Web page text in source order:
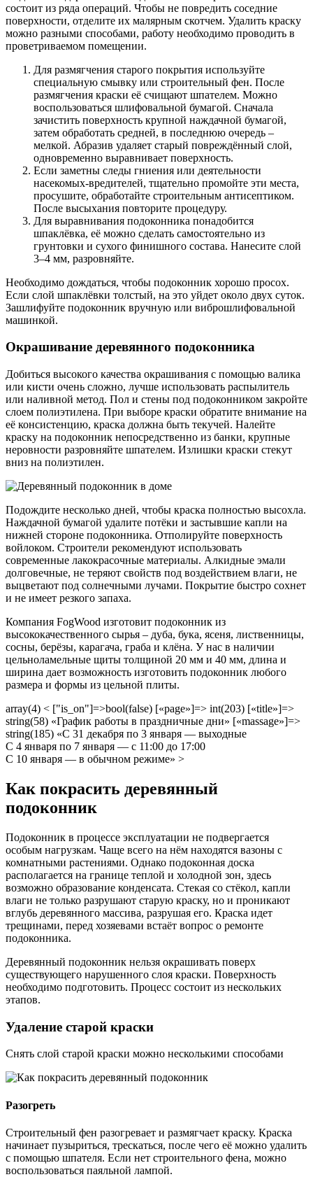
состоит из ряда операций. Чтобы не повредить соседние
поверхности, отделите их малярным скотчем. Удалить краску
можно разными способами, работу необходимо проводить в
проветриваемом помещении.
Для размягчения старого покрытия используйте
специальную смывку или строительный фен. После
размягчения краски её счищают шпателем. Можно
воспользоваться шлифовальной бумагой. Сначала
зачистить поверхность крупной наждачной бумагой,
затем обработать средней, в последнюю очередь –
мелкой. Абразив удаляет старый повреждённый слой,
одновременно выравнивает поверхность.
Если заметны следы гниения или деятельности
насекомых-вредителей, тщательно промойте эти места,
просушите, обработайте строительным антисептиком.
После высыхания повторите процедуру.
Для выравнивания подоконника понадобится
шпаклёвка, её можно сделать самостоятельно из
грунтовки и сухого финишного состава. Нанесите слой
3–4 мм, разровняйте.
Необходимо дождаться, чтобы подоконник хорошо просох.
Если слой шпаклёвки толстый, на это уйдет около двух суток.
Зашлифуйте подоконник вручную или виброшлифовальной
машинкой.
Окрашивание деревянного подоконника
Добиться высокого качества окрашивания с помощью валика
или кисти очень сложно, лучше использовать распылитель
или наливной метод. Пол и стены под подоконником закройте
слоем полиэтилена. При выборе краски обратите внимание на
её консистенцию, краска должна быть текучей. Налейте
краску на подоконник непосредственно из банки, крупные
неровности разровняйте шпателем. Излишки краски стекут
вниз на полиэтилен.
Подождите несколько дней, чтобы краска полностью высохла.
Наждачной бумагой удалите потёки и застывшие капли на
нижней стороне подоконника. Отполируйте поверхность
войлоком. Строители рекомендуют использовать
современные лакокрасочные материалы. Алкидные эмали
долговечные, не теряют свойств под воздействием влаги, не
выцветают под солнечными лучами. Покрытие быстро сохнет
и не имеет резкого запаха.
Компания FogWood изготовит подоконник из
высококачественного сырья – дуба, бука, ясеня, лиственницы,
сосны, берёзы, карагача, граба и клёна. У нас в наличии
цельноламельные щиты толщиной 20 мм и 40 мм, длина и
ширина дает возможность изготовить подоконник любого
размера и формы из цельной плиты.
array(4) < ["is_on"]=>bool(false) [«page»]=> int(203) [«title»]=>
string(58) «График работы в праздничные дни» [«massage»]=>
string(185) «С 31 декабря по 3 января — выходные
С 4 января по 7 января — с 11:00 до 17:00
С 10 января — в обычном режиме» >
Как покрасить деревянный
подоконник
Подоконник в процессе эксплуатации не подвергается
особым нагрузкам. Чаще всего на нём находятся вазоны с
комнатными растениями. Однако подоконная доска
располагается на границе теплой и холодной зон, здесь
возможно образование конденсата. Стекая со стёкол, капли
влаги не только разрушают старую краску, но и проникают
вглубь деревянного массива, разрушая его. Краска идет
трещинами, перед хозяевами встаёт вопрос о ремонте
подоконника.
Деревянный подоконник нельзя окрашивать поверх
существующего нарушенного слоя краски. Поверхность
необходимо подготовить. Процесс состоит из нескольких
этапов.
Удаление старой краски
Снять слой старой краски можно несколькими способами
Разогреть
Строительный фен разогревает и размягчает краску. Краска
начинает пузыриться, трескаться, после чего её можно удалить
с помощью шпателя. Если нет строительного фена, можно
воспользоваться паяльной лампой.